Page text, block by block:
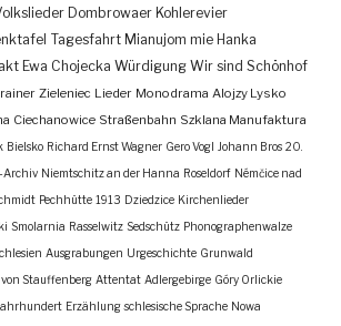
Dombrowaer Kohlerevier
Tagesfahrt Mianujom mie Hanka
Ewa Chojecka Würdigung Wir sind Schönhof
Zieleniec Lieder Monodrama Alojzy Lysko
Ciechanowice Straßenbahn Szklana Manufaktura
Bielsko Richard Ernst Wagner Gero Vogl Johann Bros 20.
Archiv Niemtschitz an der Hanna Roseldorf Némčice nad
Pechhütte 1913 Dziedzice Kirchenlieder
Smolarnia Rasselwitz Sedschütz Phonographenwalze
Ausgrabungen Urgeschichte Grunwald
Stauffenberg Attentat Adlergebirge Góry Orlickie
Erzählung schlesische Sprache Nowa